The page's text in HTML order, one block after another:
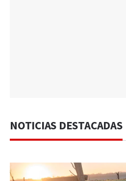
NOTICIAS DESTACADAS